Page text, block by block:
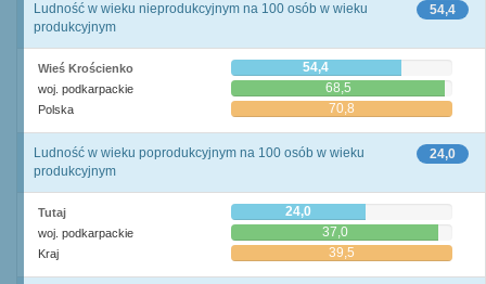
54,4
Ludność w wieku nieprodukcyjnym na 100 osób w wieku
produkcyjnym
Wieś Krościenko 54,4
woj. podkarpackie 68,5
Polska 70,8
24,0
Ludność w wieku poprodukcyjnym na 100 osób w wieku
produkcyjnym
Tutaj 24,0
woj. podkarpackie 37,0
Kraj 39,5